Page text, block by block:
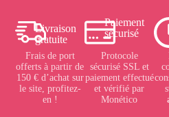
Livraison
gratuite
Frais de port
offerts à partir de
150 € d’achat sur
le site, profitez-
en !
Paiement
sécurisé
Protocole
sécurisé SSL et
paiement effectué
et vérifié par
Monético